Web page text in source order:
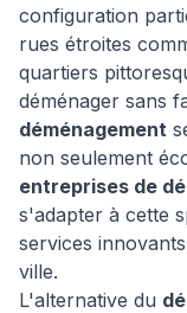
configuration
rues étroites
quartiers
déménager sans
déménagement
non seulement
entreprises de
s'adapter à cette
services
ville.
L'alternative du